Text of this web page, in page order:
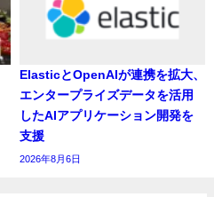
ElasticとOpenAIが連携を拡大、
エンタープライズデータを活用
したAIアプリケーション開発を
支援
2026年8月6日